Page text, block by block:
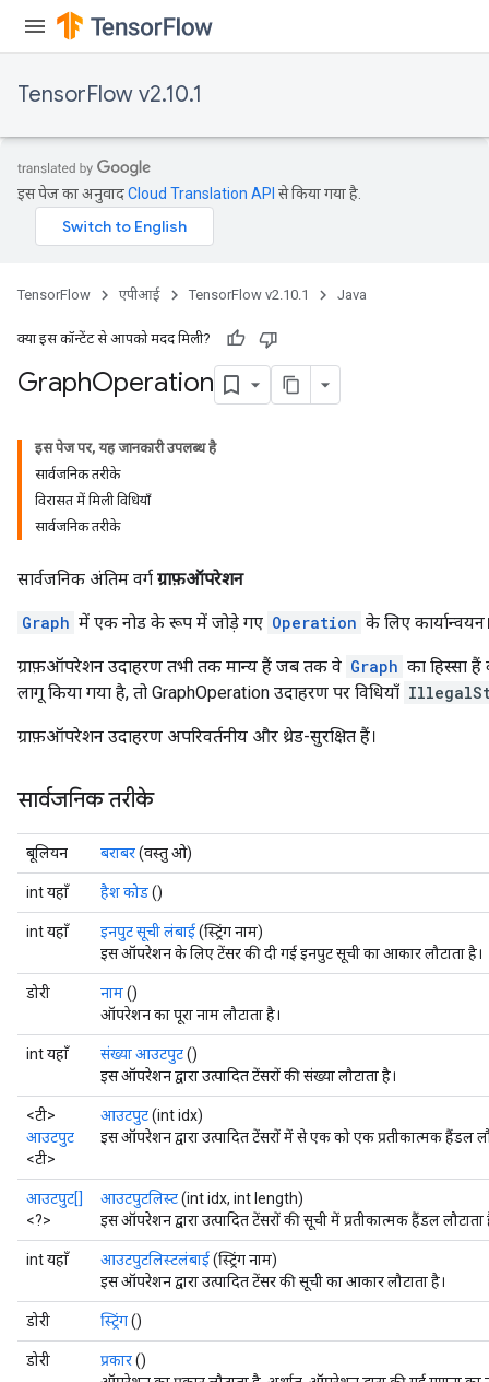
TensorFlow v2.10.1
इस पेज का अनुवादCloud Translation API से किया गया है.
TensorFlow एपीआई TensorFlow v2.10.1 Java
क्या इस कॉन्टेंट से आपको मदद मिली?
GraphOperation
इस पेज पर, यह जानकारी उपलब्ध है
सार्वजनिक तरीके
विरासत में मिली विधियाँ
सार्वजनिक तरीके
सार्वजनिक अंतिम वर्ग ग्राफ़ऑपरेशन
Graph में एक नोड के रूप में जोड़े गए Operation के लिए
ग्राफ़ऑपरेशन उदाहरण तभी तक मान्य हैं जब तक वे Graph का हिस्सा
लागू किया गया है, तो GraphOperation उदाहरण पर विधियाँ
ग्राफ़ऑपरेशन उदाहरण अपरिवर्तनीय और थ्रेड-सुरक्षित हैं।
सार्वजनिक तरीके
बूलियन बराबर(वस्तु ओ)
int यहाँ हैश कोड()
int यहाँ इनपुट सूची लंबाई(स्ट्रिंग नाम)
इस ऑपरेशन के लिए टेंसर की दी गई इनपुट सूची का आकार लौटाता है।
डोरी नाम()
ऑपरेशन का पूरा नाम लौटाता है।
int यहाँ संख्या आउटपुट()
इस ऑपरेशन द्वारा उत्पादित टेंसरों की संख्या लौटाता है।
<टी>
आउटपुट
<टी>
आउटपुट(int idx)
इस ऑपरेशन द्वारा उत्पादित टेंसरों में से एक को एक प्रतीकात्मक हैंडल
आउटपुट[]
<?>
आउटपुटलिस्ट(int idx, int length)
इस ऑपरेशन द्वारा उत्पादित टेंसरों की सूची में प्रतीकात्मक हैंडल लौटाता
int यहाँ आउटपुटलिस्टलंबाई(स्ट्रिंग नाम)
इस ऑपरेशन द्वारा उत्पादित टेंसर की सूची का आकार लौटाता है।
डोरी स्ट्रिंग()
डोरी प्रकार()